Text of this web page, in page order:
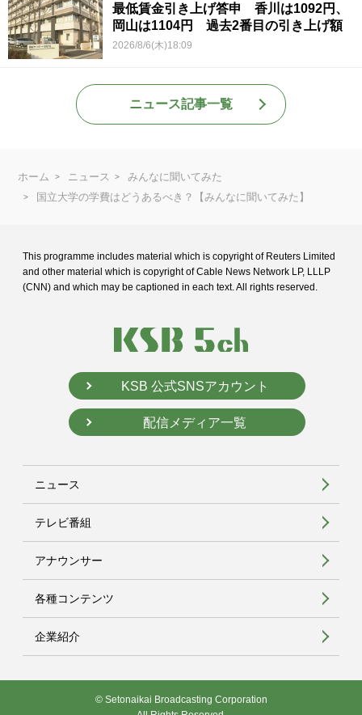
最低賃金引き上げ答申 香川は1092円、
岡山は1104円 過去2番目の引き上げ額
2026/8/6(木)18:09
ニュース記事一覧
ホーム ニュース
みんなに聞いてみた
国立大学の学費はどうあるべき？【みんなに聞いてみた】
This programme includes material which is copyright of Reuters Limited
and other material which is copyright of Cable News Network LP, LLLP
(CNN) and which may be captioned in each text. All rights reserved.
KSB 公式SNSアカウント
配信メディア一覧
ニュース
テレビ番組
アナウンサー
各種コンテンツ
企業紹介
© Setonaikai Broadcasting Corporation